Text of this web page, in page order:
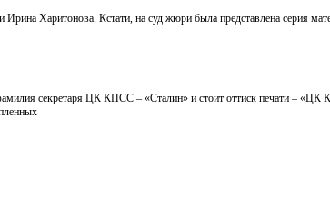
Харитонова. Кстати, на суд жюри была представлена серия
секретаря ЦК КПСС – «Сталин» и стоит оттиск печати –